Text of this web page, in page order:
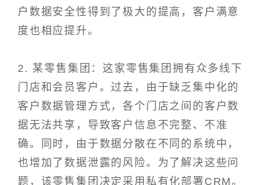
户数据安全性得到了极大的提高，客户满意
度也相应提升。
2. 某零售集团：这家零售集团拥有众多线下
门店和会员客户。过去，由于缺乏集中化的
客户数据管理方式，各个门店之间的客户数
据无法共享，导致客户信息不完整、不准
确。同时，由于数据分散在不同的系统中，
也增加了数据泄露的风险。为了解决这些问
题，该零售集团决定采用私有化部署CRM。